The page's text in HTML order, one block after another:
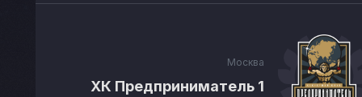
Москва
ХК Предприниматель 1